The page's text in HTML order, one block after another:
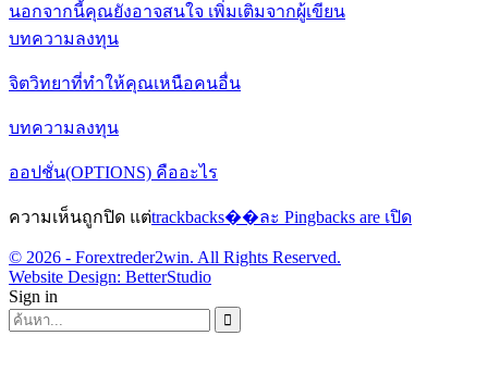
นอกจากนี้คุณยังอาจสนใจ เพิ่มเติมจากผู้เขียน
บทความลงทุน
จิตวิทยาที่ทำให้คุณเหนือคนอื่น
บทความลงทุน
ออปชั่น(OPTIONS) คืออะไร
ความเห็นถูกปิด แต่trackbacks��ละ Pingbacks are เปิด
© 2026 - Forextreder2win. All Rights Reserved.
Website Design: BetterStudio
Sign in